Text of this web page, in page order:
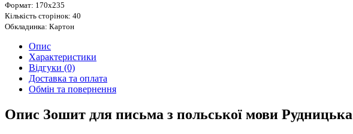
Формат: 170х235
Кількість сторінок: 40
Обкладинка: Картон
Опис
Характеристики
Відгуки (0)
Доставка та оплата
Обмін та повернення
Опис Зошит для письма з польської мови Рудницька